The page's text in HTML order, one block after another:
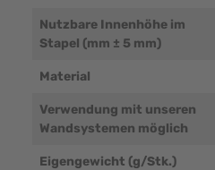
Nutzbare Innenhöhe im
Stapel (mm ± 5 mm)
Material
Verwendung mit unseren
Wandsystemen möglich
Eigengewicht (g/Stk.)